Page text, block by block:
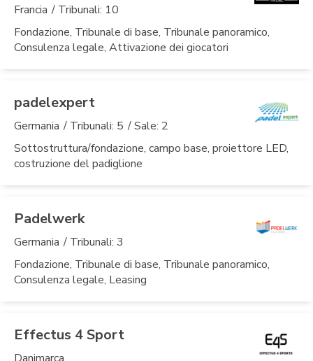
Francia / Tribunali: 10
Fondazione, Tribunale di base, Tribunale panoramico,
Consulenza legale, Attivazione dei giocatori
padelexpert
Germania / Tribunali: 5 / Sale: 2
Sottostruttura/fondazione, campo base, proiettore LED,
costruzione del padiglione
Padelwerk
Germania / Tribunali: 3
Fondazione, Tribunale di base, Tribunale panoramico,
Consulenza legale, Leasing
Effectus 4 Sport